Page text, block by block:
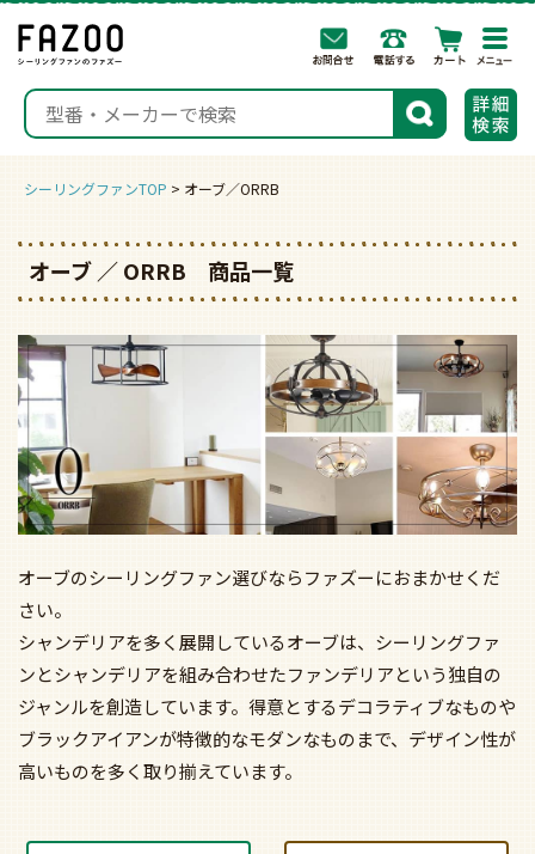
検索
シーリングファンTOP オーブ／ORRB
オーブ ／ ORRB 商品一覧
オーブのシーリングファン選びならファズーにおまかせくだ
さい。
シャンデリアを多く展開しているオーブは、シーリングファ
ンとシャンデリアを組み合わせたファンデリアという独自の
ジャンルを創造しています。得意とするデコラティブなものや
ブラックアイアンが特徴的なモダンなものまで、デザイン性が
高いものを多く取り揃えています。